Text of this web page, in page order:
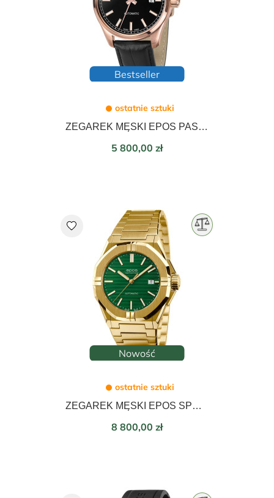
Bestseller
ostatnie sztuki
ZEGAREK MĘSKI EPOS PASSION AUTOMATIC 41mm 3501.132.24.15.25
Cena
5 800,00 zł
Nowość
ostatnie sztuki
ZEGAREK MĘSKI EPOS SPORTIVE AUTOMATIC 41mm 3506.132.22.13.32
Cena
8 800,00 zł
favorite